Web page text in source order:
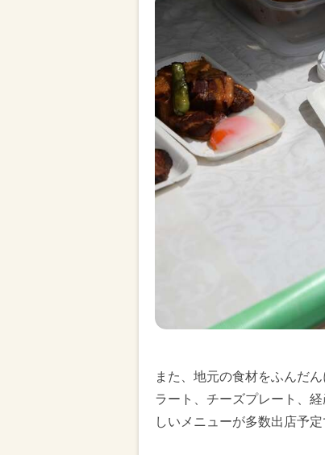
また、地元の食材をふんだ
ラート、チーズプレート、
しいメニューが多数出店予定